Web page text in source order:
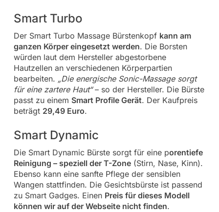
Smart Turbo
Der Smart Turbo Massage Bürstenkopf kann am
ganzen Körper eingesetzt werden. Die Borsten
würden laut dem Hersteller abgestorbene
Hautzellen an verschiedenen Körperpartien
bearbeiten. „Die energische Sonic-Massage sorgt
für eine zartere Haut“– so der Hersteller. Die Bürste
passt zu einem Smart Profile Gerät. Der Kaufpreis
beträgt 29,49 Euro.
Smart Dynamic
Die Smart Dynamic Bürste sorgt für eine porentiefe
Reinigung – speziell der T-Zone(Stirn, Nase, Kinn).
Ebenso kann eine sanfte Pflege der sensiblen
Wangen stattfinden. Die Gesichtsbürste ist passend
zu Smart Gadges. Einen Preis für dieses Modell
können wir auf der Webseite nicht finden.